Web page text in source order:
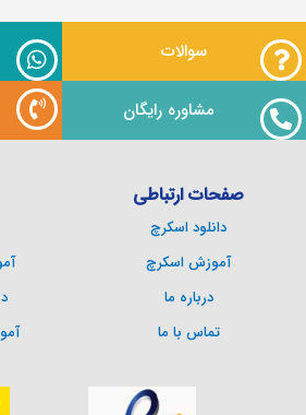
سوالات
مشاوره رایگان
صفحات ارتباطی
دانلود اسکرچ
آموزش اسکرچ
درباره ما
تماس با ما